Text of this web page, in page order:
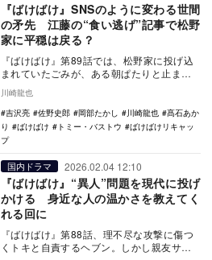
『ばけばけ』SNSのように変わる世間
の矛先 江藤の“食い逃げ”記事で松野
家に平穏は戻る？
『ばけばけ』第89話では、松野家に投げ込
まれていたごみが、ある朝ぱたりと止ま
かれていた…
川崎龍也
吉沢亮
佐野史郎 岡部たかし 川崎龍也
髙石あか
り
ばけばけ トミー・バストウ
ばけばけリキャッ
プ
国内ドラマ 2026.02.04 12:10
『ばけばけ』“異人”問題を現代に投げ
かける 身近な人の温かさを教えてく
れる回に
『ばけばけ』第88話、理不尽な攻撃に傷つ
くトキと自責するヘブン。しかし親友サワ